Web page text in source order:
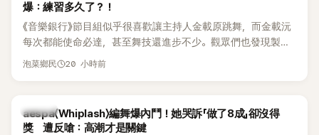
爆：練習多久了？！
《音樂銀行》節目組似乎很喜歡讓主持人金載原跳舞，而金載沅
每次都能使命必達，甚至舞技還進步不少。觀眾們也發現製作
單位對此樂此不疲。
泡菜鄉民 20 小時前
K-POP
aespa〈Whiplash〉編舞爆內鬥！她哭訴「做了8成」卻沒得
獎 遭反嗆：高潮才是關鍵